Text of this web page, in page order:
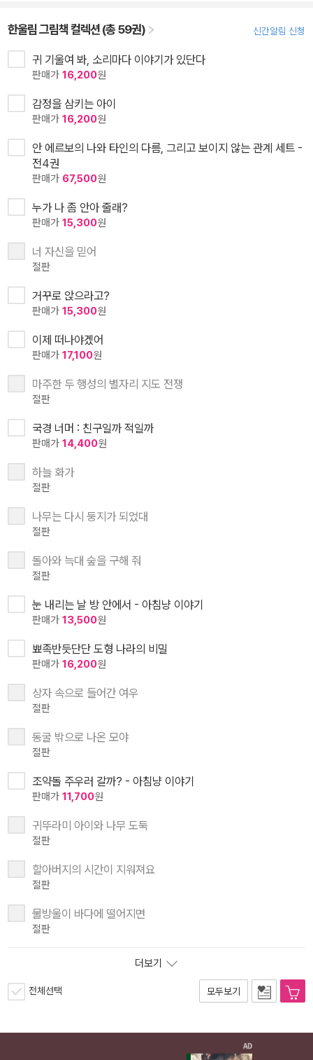
한울림 그림책 컬렉션 (총 59권) 신간알림 신청
귀 기울여 봐, 소리마다 이야기가 있단다
판매가 16,200원
감정을 삼키는 아이
판매가 16,200원
안 에르보의 나와 타인의 다름, 그리고 보이지 않는 관계 세트 -
전4권
판매가 67,500원
누가 나 좀 안아 줄래?
판매가 15,300원
너 자신을 믿어
절판
거꾸로 앉으라고?
판매가 15,300원
이제 떠나야겠어
판매가 17,100원
마주한 두 행성의 별자리 지도 전쟁
절판
국경 너머 : 친구일까 적일까
판매가 14,400원
하늘 화가
절판
나무는 다시 둥지가 되었대
절판
돌아와 늑대 숲을 구해 줘
절판
눈 내리는 날 방 안에서 - 아침냥 이야기
판매가 13,500원
뾰족반듯단단 도형 나라의 비밀
판매가 16,200원
상자 속으로 들어간 여우
절판
동굴 밖으로 나온 모야
절판
조약돌 주우러 갈까? - 아침냥 이야기
판매가 11,700원
귀뚜라미 아이와 나무 도둑
절판
할아버지의 시간이 지워져요
절판
물방울이 바다에 떨어지면
절판
더보기
전체선택 모두보기